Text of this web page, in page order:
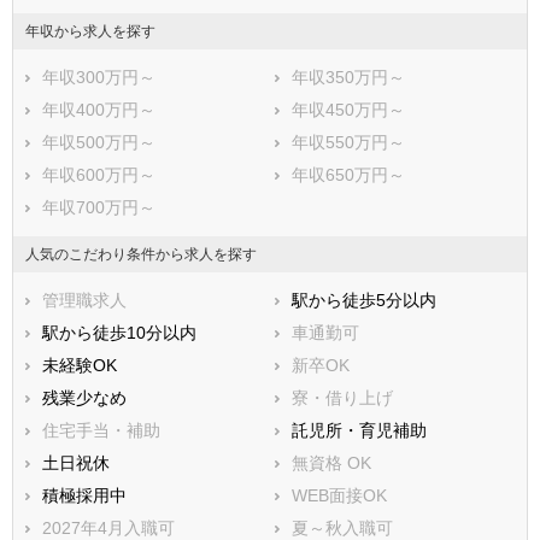
年収から求人を探す
年収300万円～
年収350万円～
年収400万円～
年収450万円～
年収500万円～
年収550万円～
年収600万円～
年収650万円～
年収700万円～
人気のこだわり条件から求人を探す
管理職求人
駅から徒歩5分以内
駅から徒歩10分以内
車通勤可
未経験OK
新卒OK
残業少なめ
寮・借り上げ
住宅手当・補助
託児所・育児補助
土日祝休
無資格 OK
積極採用中
WEB面接OK
2027年4月入職可
夏～秋入職可